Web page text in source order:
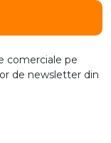
comerciale pe
de newsletter din